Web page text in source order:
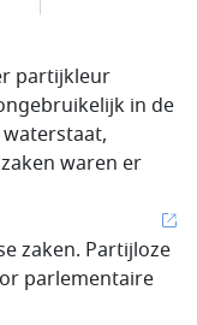
partijkleur
in de
waren er
zaken. Partijloze
parlementaire